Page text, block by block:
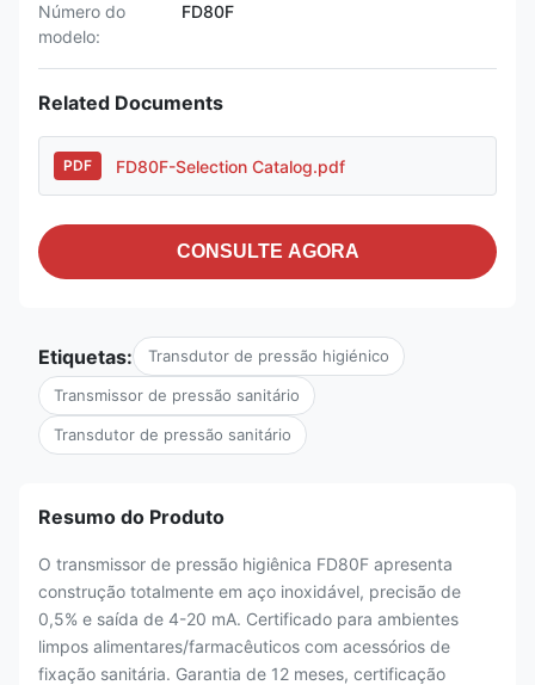
Número do
modelo:
FD80F
Related Documents
PDF FD80F-Selection Catalog.pdf
CONSULTE AGORA
Etiquetas: Transdutor de pressão higiénico
Transmissor de pressão sanitário
Transdutor de pressão sanitário
Resumo do Produto
O transmissor de pressão higiênica FD80F apresenta
construção totalmente em aço inoxidável, precisão de
0,5% e saída de 4-20 mA. Certificado para ambientes
limpos alimentares/farmacêuticos com acessórios de
fixação sanitária. Garantia de 12 meses, certificação